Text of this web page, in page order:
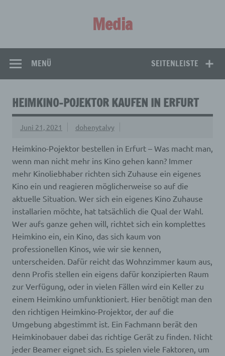
Media
SEITENLEISTE
MENÜ
HEIMKINO-POJEKTOR KAUFEN IN ERFURT
Juni 21, 2021 dohenytalvy
Heimkino-Pojektor bestellen in Erfurt – Was macht man,
wenn man nicht mehr ins Kino gehen kann? Immer
mehr Kinoliebhaber richten sich Zuhause ein eigenes
Kino ein und reagieren möglicherweise so auf die
aktuelle Situation. Wer sich ein eigenes Kino Zuhause
installarien möchte, hat tatsächlich die Qual der Wahl.
Wer aufs ganze gehen will, richtet sich ein komplettes
Heimkino ein, ein Kino, das sich kaum von
professionellen Kinos, wie wir sie kennen,
unterscheiden. Dafür reicht das Wohnzimmer kaum aus,
denn Profis stellen ein eigens dafür konzipierten Raum
zur Verfügung, oder in vielen Fällen wird ein Keller zu
einem Heimkino umfunktioniert. Hier benötigt man den
den richtigen Heimkino-Projektor, der auf die
Umgebung abgestimmt ist. Ein Fachmann berät den
Heimkinobauer dabei das richtige Gerät zu finden. Nicht
jeder Beamer eignet sich. Es spielen viele Faktoren, um